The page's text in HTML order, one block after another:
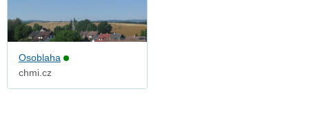
Osoblaha
chmi.cz